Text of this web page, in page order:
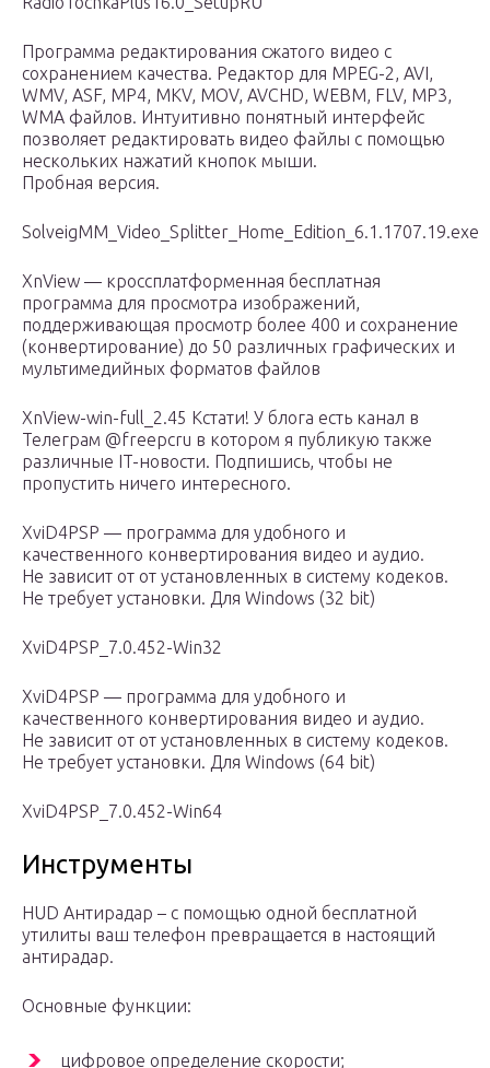
Программа редактирования сжатого видео с
сохранением качества. Редактор для MPEG-2, AVI,
WMV, ASF, MP4, MKV, MOV, AVCHD, WEBM, FLV, MP3,
WMA файлов. Интуитивно понятный интерфейс
позволяет редактировать видео файлы с помощью
нескольких нажатий кнопок мыши.
Пробная версия.
SolveigMM_Video_Splitter_Home_Edition_6.1.1707.19.exe
XnView — кроссплатформенная бесплатная
программа для просмотра изображений,
поддерживающая просмотр более 400 и сохранение
(конвертирование) до 50 различных графических и
мультимедийных форматов файлов
XnView-win-full_2.45 Кстати! У блога есть канал в
Телеграм @freepcru в котором я публикую также
различные IT-новости. Подпишись, чтобы не
пропустить ничего интересного.
XviD4PSP — программа для удобного и
качественного конвертирования видео и аудио.
Не зависит от от установленных в систему кодеков.
Не требует установки. Для Windows (32 bit)
XviD4PSP_7.0.452-Win32
XviD4PSP — программа для удобного и
качественного конвертирования видео и аудио.
Не зависит от от установленных в систему кодеков.
Не требует установки. Для Windows (64 bit)
XviD4PSP_7.0.452-Win64
Инструменты
HUD Антирадар – с помощью одной бесплатной
утилиты ваш телефон превращается в настоящий
антирадар.
Основные функции:
цифровое определение скорости;